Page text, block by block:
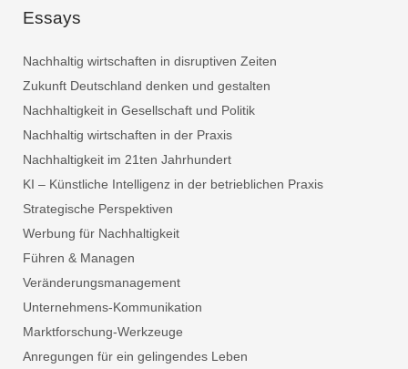
Essays
Nachhaltig wirtschaften in disruptiven Zeiten
Zukunft Deutschland denken und gestalten
Nachhaltigkeit in Gesellschaft und Politik
Nachhaltig wirtschaften in der Praxis
Nachhaltigkeit im 21ten Jahrhundert
KI – Künstliche Intelligenz in der betrieblichen Praxis
Strategische Perspektiven
Werbung für Nachhaltigkeit
Führen & Managen
Veränderungsmanagement
Unternehmens-Kommunikation
Marktforschung-Werkzeuge
Anregungen für ein gelingendes Leben